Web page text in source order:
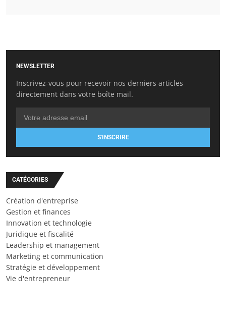
NEWSLETTER
Inscrivez-vous pour recevoir nos derniers articles
directement dans votre boîte mail.
S'INSCRIRE
CATÉGORIES
Création d'entreprise
Gestion et finances
Innovation et technologie
Juridique et fiscalité
Leadership et management
Marketing et communication
Stratégie et développement
Vie d'entrepreneur